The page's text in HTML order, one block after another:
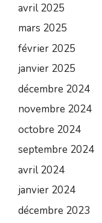
avril 2025
mars 2025
février 2025
janvier 2025
décembre 2024
novembre 2024
octobre 2024
septembre 2024
avril 2024
janvier 2024
décembre 2023